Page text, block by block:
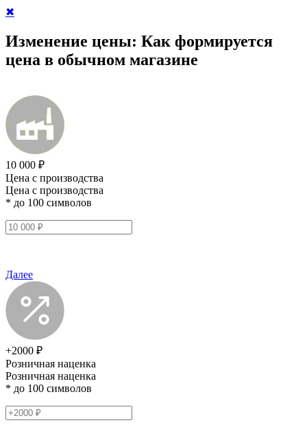
✖
Изменение цены: Как формируется
цена в обычном магазине
10 000 ₽
Цена с производства
Цена с производства
* до 100 символов
Далее
+2000 ₽
Розничная наценка
Розничная наценка
* до 100 символов